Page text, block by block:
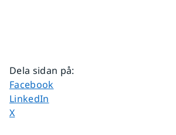
Dela sidan på:
Dela sidan på
Facebook
Dela sidan på
LinkedIn
Dela sidan på
X